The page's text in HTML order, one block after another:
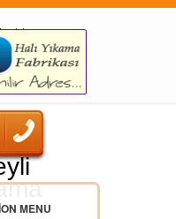
MENU